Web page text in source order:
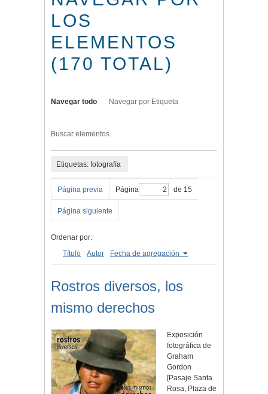
LOS
ELEMENTOS
(170 TOTAL)
Navegar todo Navegar por Etiqueta
Buscar elementos
Etiquetas: fotografía
Página previa Página de 15
Página siguiente
Ordenar por:
Título
Autor Fecha de agregación
Rostros diversos, los
mismo derechos
Exposición
fotográfica de
Graham
Gordon
[Pasaje Santa
Rosa, Plaza de